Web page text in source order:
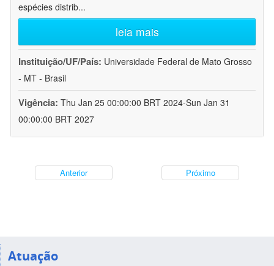
espécies distrib...
leia mais
Instituição/UF/País: Universidade Federal de Mato Grosso
- MT - Brasil
Vigência: Thu Jan 25 00:00:00 BRT 2024-Sun Jan 31
00:00:00 BRT 2027
Anterior Próximo
Atuação